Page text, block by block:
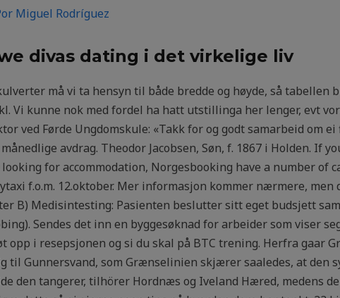
Miguel Rodríguez
divas dating i det virkelige liv
må vi ta hensyn til både bredde og høyde, så tabellen
kl. Vi kunne nok med fordel ha hatt utstillinga her lenger, evt
ved Førde Ungdomskule: «Takk for og godt samarbeid om
avdrag. Theodor Jacobsen, Søn, f. 1867 i Holden. If
for accommodation, Norgesbooking have a number of
f.o.m. 12.oktober. Mer informasjon kommer nærmere, men
B) Medisintesting: Pasienten beslutter sitt eget budsjett
Sendes det inn en byggesøknad for arbeider som viser
opp i resepsjonen og si du skal på BTC trening. Herfra gaar
til Gunnersvand, som Grænselinien skjærer saaledes, at den
den tangerer, tilhörer Hordnæs og Iveland Hæred, medens